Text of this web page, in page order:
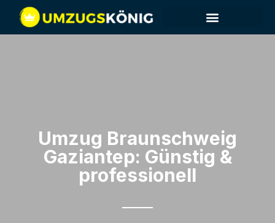
Umzug Braunschweig​
Gaziantep: Günstig &
professionell​